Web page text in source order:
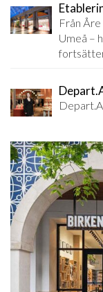
Från
Umeå –